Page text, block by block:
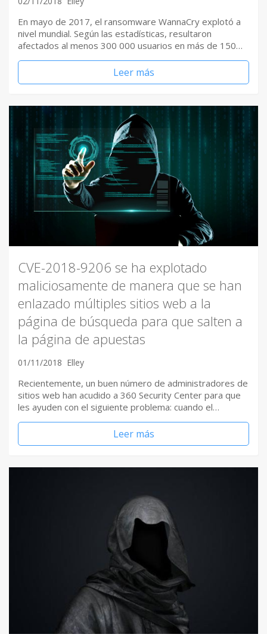
En mayo de 2017, el ransomware WannaCry explotó a
nivel mundial. Según las estadísticas, resultaron
afectados al menos 300 000 usuarios en más de 150…
Leer más
CVE-2018-9206 se ha explotado
maliciosamente de manera que se han
enlazado múltiples sitios web a la
página de búsqueda para que salten a
la página de apuestas
01/11/2018 Elley
Recientemente, un buen número de administradores de
sitios web han acudido a 360 Security Center para que
les ayuden con el siguiente problema: cuando el…
Leer más